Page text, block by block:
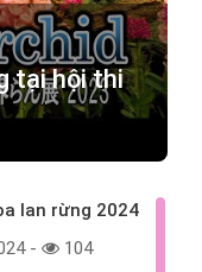
tại hội thi
lan rừng 2024
-
104